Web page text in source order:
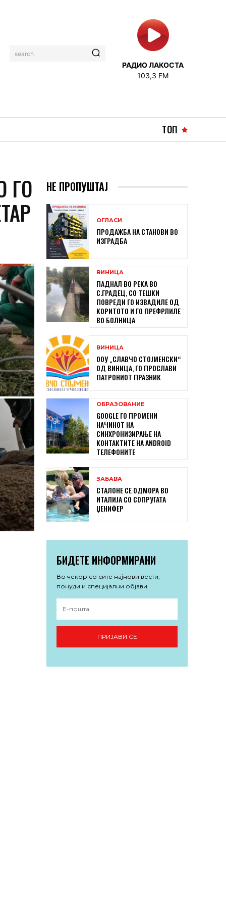
search
РАДИО ЛАКОСТА
103,3 FM
ТОП
ГО
НЕ ПРОПУШТАЈ
ОГЛАСИ
ПРОДАЖБА НА СТАНОВИ ВО
ИЗГРАДБА
ВИНИЦА
ПАДНАЛ ВО РЕКА ВО
С.ГРАДЕЦ, СО ТЕШКИ
ПОВРЕДИ ГО ИЗВАДИЛЕ ОД
КОРИТОТО И ГО ПРЕФРЛИЛЕ
ВО БОЛНИЦА
ВИНИЦА
ООУ „СЛАВЧО СТОЈМЕНСКИ“
ОД ВИНИЦА, ГО ПРОСЛАВИ
ПАТРОНИОТ ПРАЗНИК
ОБРАЗОВАНИЕ
GOOGLE ГО ПРОМЕНИ
НАЧИНОТ НА
СИНХРОНИЗИРАЊЕ НА
КОНТАКТИТЕ НА ANDROID
ТЕЛЕФОНИТЕ
ЗАБАВА
СТАЛОНЕ СЕ ОДМОРА ВО
ИТАЛИЈА СО СОПРУГАТА
ЏЕНИФЕР
БИДЕТЕ ИНФОРМИРАНИ
Во чекор со сите најнови вести,
понуди и специјални објави.
ПРИЈАВИ СЕ